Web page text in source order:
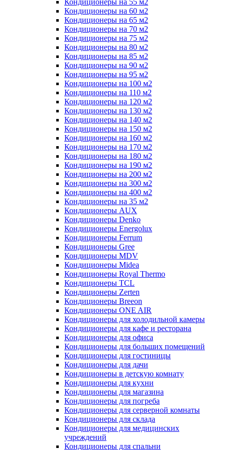
Кондиционеры на 55 м2
Кондиционеры на 60 м2
Кондиционеры на 65 м2
Кондиционеры на 70 м2
Кондиционеры на 75 м2
Кондиционеры на 80 м2
Кондиционеры на 85 м2
Кондиционеры на 90 м2
Кондиционеры на 95 м2
Кондиционеры на 100 м2
Кондиционеры на 110 м2
Кондиционеры на 120 м2
Кондиционеры на 130 м2
Кондиционеры на 140 м2
Кондиционеры на 150 м2
Кондиционеры на 160 м2
Кондиционеры на 170 м2
Кондиционеры на 180 м2
Кондиционеры на 190 м2
Кондиционеры на 200 м2
Кондиционеры на 300 м2
Кондиционеры на 400 м2
Кондиционеры на 35 м2
Кондиционеры AUX
Кондиционеры Denko
Кондиционеры Energolux
Кондиционеры Ferrum
Кондиционеры Gree
Кондиционеры MDV
Кондиционеры Midea
Кондиционеры Royal Thermo
Кондиционеры TCL
Кондиционеры Zerten
Кондиционеры Breeon
Кондиционеры ONE AIR
Кондиционеры для холодильной камеры
Кондиционеры для кафе и ресторана
Кондиционеры для офиса
Кондиционеры для больших помещений
Кондиционеры для гостиницы
Кондиционеры для дачи
Кондиционеры в детскую комнату
Кондиционеры для кухни
Кондиционеры для магазина
Кондиционеры для погреба
Кондиционеры для серверной комнаты
Кондиционеры для склада
Кондиционеры для медицинских
учреждений
Кондиционеры для спальни